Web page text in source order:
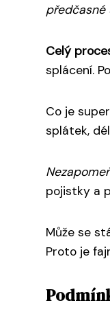
předčasné
Celý
splácení.
Co je
splátek,
pojistky a
Může se
Proto je